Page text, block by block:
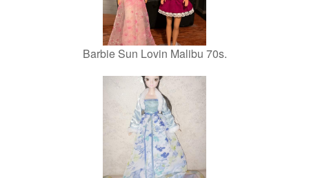
Barbie Sun Lovin Malibu 70s.